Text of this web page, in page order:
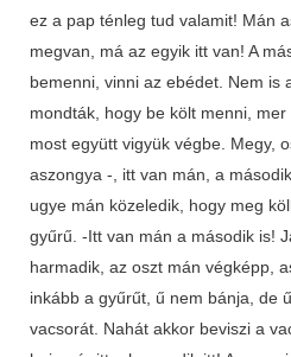
ez a pap ténleg tud valamit! Mán
megvan, má az egyik itt van! A
bemenni, vinni az ebédet. Nem is
mondták, hogy be költ menni,
most együtt vigyük végbe. Megy,
aszongya -, itt van mán, a
ugye mán közeledik, hogy meg
gyűrű. -Itt van mán a második is!
harmadik, az oszt mán végképp,
inkább a gyűrűt, ű nem bánja, de
vacsorát. Nahát akkor beviszi a